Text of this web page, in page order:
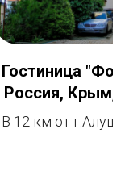
Гостиница
Россия, Крым,
Алушта
В 12 км от